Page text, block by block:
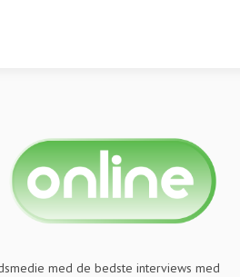
med de bedste interviews med